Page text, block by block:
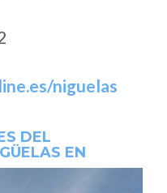
niguelas
DEL
EN